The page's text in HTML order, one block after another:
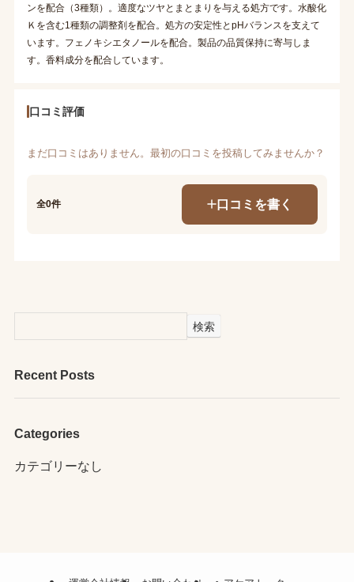
ンを配合（3種類）。適度なツヤとまとまりを与える処方です。水酸化
Ｋを含む1種類の調整剤を配合。処方の安定性とpHバランスを支えて
います。フェノキシエタノールを配合。製品の品質保持に寄与しま
す。香料成分を配合しています。
口コミ評価
まだ口コミはありません。最初の口コミを投稿してみませんか？
全0件 口コミを書く
検索
Recent Posts
Categories
カテゴリーなし